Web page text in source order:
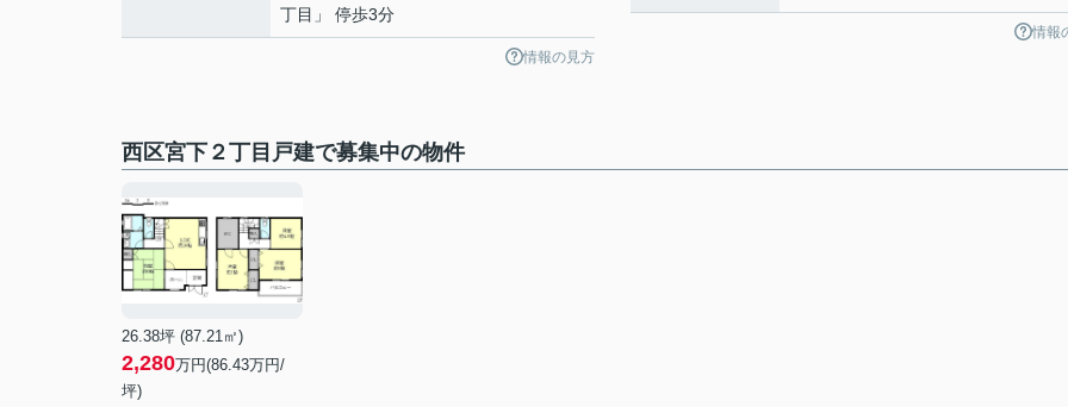
丁目」 停歩3分
情報の見方
情報
西区宮下２丁目戸建で募集中の物件
26.38坪 (87.21㎡)
2,280万円(86.43万円/
坪)